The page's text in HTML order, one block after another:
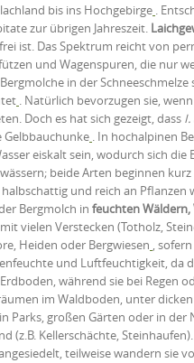
bis ins Hochgebirge .
zur übrigen Jahreszeit.
ist. Das Spektrum reicht von
und Wagenspuren, die nur
in der Schneeschmelze
. Natürlich bevorzugen sie,
Doch es hat sich gezeigt, dass I.
Gelbbauchunke . In hochalpinen
eiskalt sein, wodurch sich die
beide Arten beginnen kurz
und reich an Pflanzen
Bergmolch in feuchten Wäldern,
vielen Verstecken (Totholz,
Heiden oder Bergwiesen ,
und Luftfeuchtigkeit, da
während sie bei Regen
im Waldboden, unter
Parks, großen Gärten oder in der
(z.B. Kellerschächte,
teilweise wandern sie